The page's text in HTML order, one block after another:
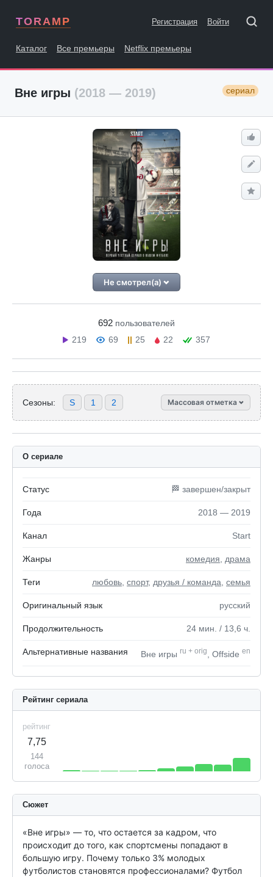
TORAMP Регистрация Войти
Каталог Все премьеры Netflix премьеры
Вне игры (2018 — 2019) сериал
Не смотрел(а)
692 пользователей
219
69 25 22 357
Сезоны: S 1 2 Массовая отметка
О сериале
Статус 🏁 завершен/закрыт
Года 2018 — 2019
Канал Start
Жанры комедия драма
Теги любовь спорт, друзья / команда семья
Оригинальный язык русский
Продолжительность 24 мин. / 13,6 ч.
Альтернативные названия Вне игры ru + orig , Offside en
Рейтинг сериала
рейтинг
7,75
144
голоса
Сюжет
«Вне игры» — то, что остается за кадром, что
происходит до того, как спортсмены попадают в
большую игру. Почему только 3% молодых
футболистов становятся профессионалами? Футбол